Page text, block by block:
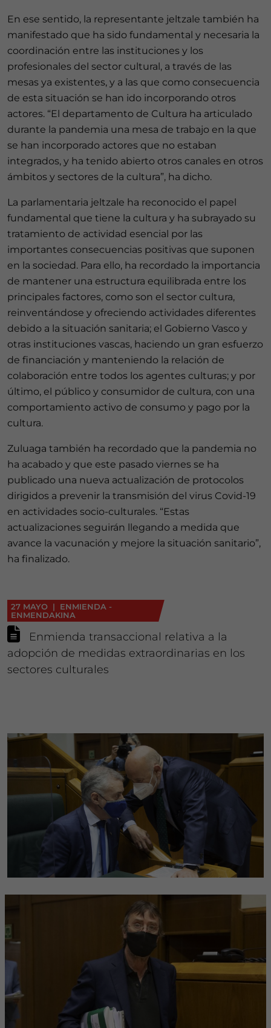
En ese sentido, la representante jeltzale también ha
manifestado que ha sido fundamental y necesaria la
coordinación entre las instituciones y los
profesionales del sector cultural, a través de las
mesas ya existentes, y a las que como consecuencia
de esta situación se han ido incorporando otros
actores. “El departamento de Cultura ha articulado
durante la pandemia una mesa de trabajo en la que
se han incorporado actores que no estaban
integrados, y ha tenido abierto otros canales en otros
ámbitos y sectores de la cultura”, ha dicho.
La parlamentaria jeltzale ha reconocido el papel
fundamental que tiene la cultura y ha subrayado su
tratamiento de actividad esencial por las
importantes consecuencias positivas que suponen
en la sociedad. Para ello, ha recordado la importancia
de mantener una estructura equilibrada entre los
principales factores, como son el sector cultura,
reinventándose y ofreciendo actividades diferentes
debido a la situación sanitaria; el Gobierno Vasco y
otras instituciones vascas, haciendo un gran esfuerzo
de financiación y manteniendo la relación de
colaboración entre todos los agentes culturas; y por
último, el público y consumidor de cultura, con una
comportamiento activo de consumo y pago por la
cultura.
Zuluaga también ha recordado que la pandemia no
ha acabado y que este pasado viernes se ha
publicado una nueva actualización de protocolos
dirigidos a prevenir la transmisión del virus Covid-19
en actividades socio-culturales. “Estas
actualizaciones seguirán llegando a medida que
avance la vacunación y mejore la situación sanitario”,
ha finalizado.
27 MAYO | ENMIENDA -
ENMENDAKINA
Enmienda transaccional relativa a la
adopción de medidas extraordinarias en los
sectores culturales